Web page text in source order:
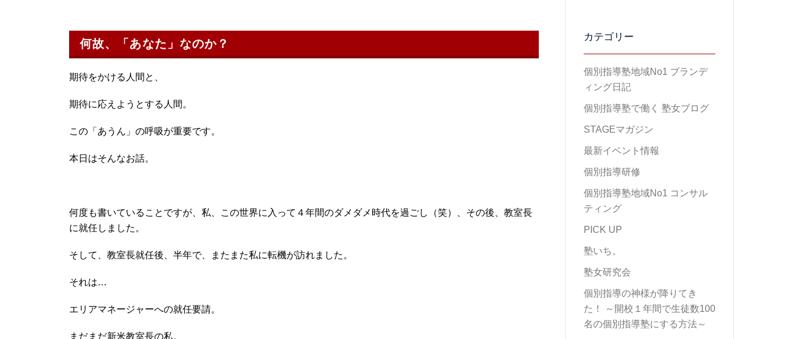
何故、「あなた」なのか？
期待をかける人間と、
期待に応えようとする人間。
この「あうん」の呼吸が重要です。
本日はそんなお話。
何度も書いていることですが、私、この世界に入って ４年間のダメダメ時代を過ごし（笑）、その後、教室長
に就任しました。
そして、教室長就任後、半年で、またまた私に転機が訪れました。
それは…
エリアマネージャーへの就任要請。
まだまだ新米教室長の私。
カテゴリー
個別指導塾地域No1 ブランデ
ィング日記
個別指導塾で働く 塾女ブログ
STAGEマガジン
最新イベント情報
個別指導研修
個別指導塾地域No1 コンサル
ティング
PICK UP
塾いち。
塾女研究会
個別指導の神様が降りてき
た！ ～開校１年間で生徒数100
名の個別指導塾にする方法～